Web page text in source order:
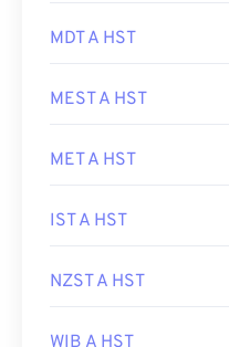
MDT A HST
MEST A HST
MET A HST
IST A HST
NZST A HST
WIB A HST